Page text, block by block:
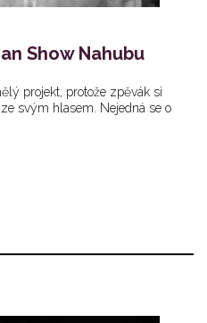
Show Nahubu
projekt, protože zpěvák si
svým hlasem. Nejedná se o